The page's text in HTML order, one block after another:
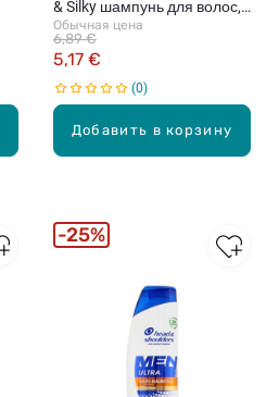
Добавить в корзину
& Silky шампунь для волос,
250мл
Обычная цена
5,17 €
6,89 €
0
25%